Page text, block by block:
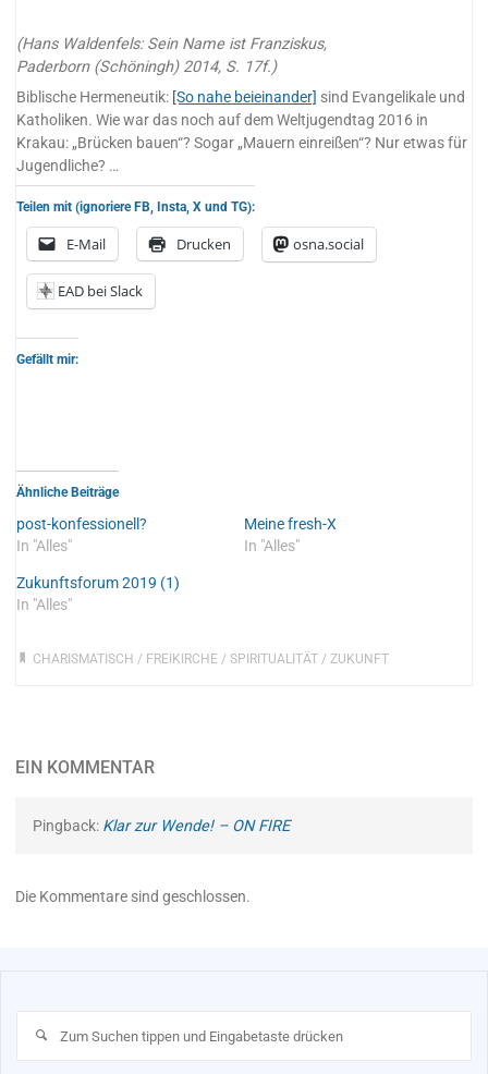
(Hans Waldenfels: Sein Name ist Franziskus,
Paderborn (Schöningh) 2014, S. 17f.)
Biblische Hermeneutik: [So nahe beieinander] sind Evangelikale und
Katholiken. Wie war das noch auf dem Weltjugendtag 2016 in
Krakau: „Brücken bauen“? Sogar „Mauern einreißen“? Nur etwas für
Jugendliche? …
Teilen mit (ignoriere FB, Insta, X und TG):
E-Mail Drucken osna.social
EAD bei Slack
Gefällt mir:
Ähnliche Beiträge
post-konfessionell?
In "Alles"
Meine fresh-X
In "Alles"
Zukunftsforum 2019 (1)
In "Alles"
CHARISMATISCH / FREIKIRCHE / SPIRITUALITÄT/ ZUKUNFT
EIN KOMMENTAR
Pingback: Klar zur Wende! – ON FIRE
Die Kommentare sind geschlossen.